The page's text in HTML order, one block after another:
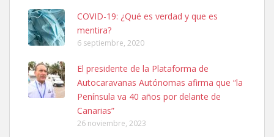
SHIBA PERDIDO AVDA JOSE MESA Y LOPEZ
PERRO MACHO RAZA SHIBA CON MICROCHIP PERDIDO HOY
06/07/2025 ZONA MESA Y LOPEZ. ES MUY ASUSTADIZO
Leales.org » Gran Canaria
6.7.2025
COVID-19: ¿Qué es verdad y que es
mentira?
6 septiembre, 2020
El presidente de la Plataforma de
Autocaravanas Autónomas afirma que “la
Península va 40 años por delante de
Canarias”
26 noviembre, 2023